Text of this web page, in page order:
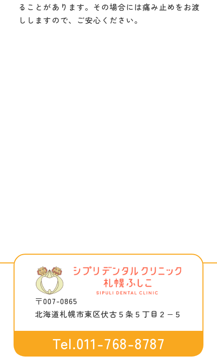
ることがあります。その場合には痛み止めをお渡
ししますので、ご安心ください。
〒007-0865
北海道札幌市東区伏古５条５丁目２−５
Tel.011-768-8787